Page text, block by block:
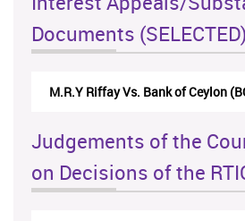
Documents (SELECTED)
Nirmala Kannangara Vs.Lanka
Judgements of the
on Decisions of the